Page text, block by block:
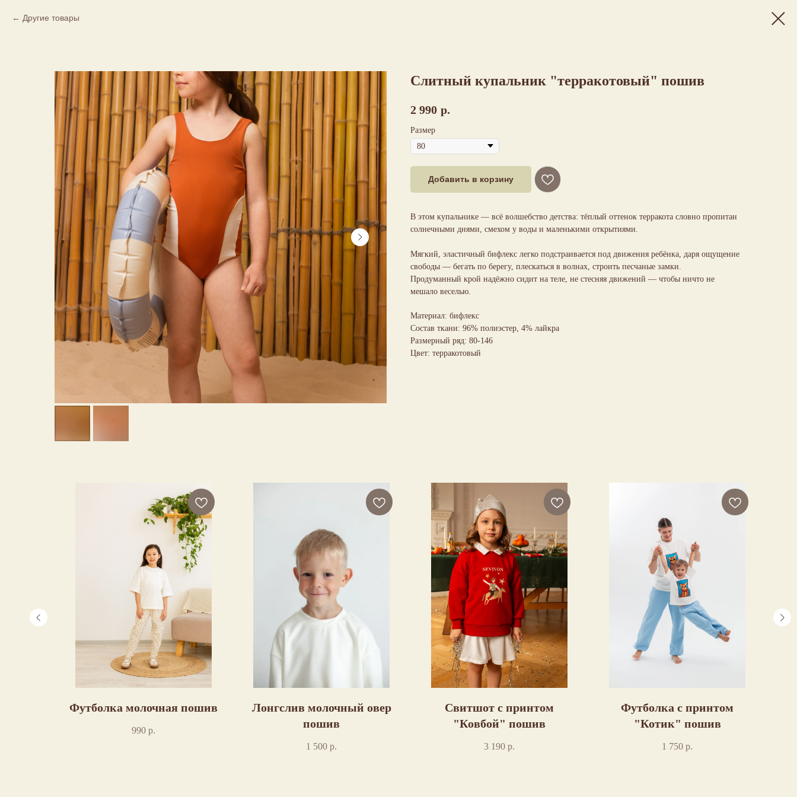
Другие товары
Слитный купальник "терракотовый" пошив
2 990 р.
Размер
Добавить в корзину
В этом купальнике — всё волшебство детства: тёплый оттенок терракота словно пропитан
солнечными днями, смехом у воды и маленькими открытиями.
Мягкий, эластичный бифлекс легко подстраивается под движения ребёнка, даря ощущение
свободы — бегать по берегу, плескаться в волнах, строить песчаные замки.
Продуманный крой надёжно сидит на теле, не стесняя движений — чтобы ничто не
мешало веселью.
Материал: бифлекс
Состав ткани: 96% полиэстер, 4% лайкра
Размерный ряд: 80-146
Цвет: терракотовый
Футболка молочная пошив
990 р.
Лонгслив молочный овер
пошив
1 500 р.
Свитшот с принтом
"Ковбой" пошив
3 190 р.
Футболка с принтом
"Котик" пошив
1 750 р.